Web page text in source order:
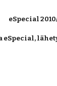
eSpecial